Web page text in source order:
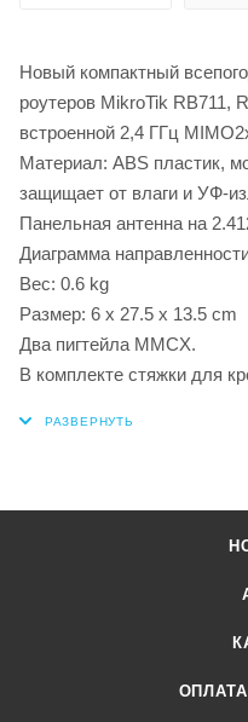
Новый компактный
роутеров MikroTik RB711,
встроенной 2,4 ГГц
Материал: ABS пластик,
защищает от влаги и УФ-
Панельная антенна на
Диаграмма
Вес: 0.6 kg
Размер: 6 х 27.5 х 13.5 cm
Два пигтейла MMCX.
В комплекте стяжки для